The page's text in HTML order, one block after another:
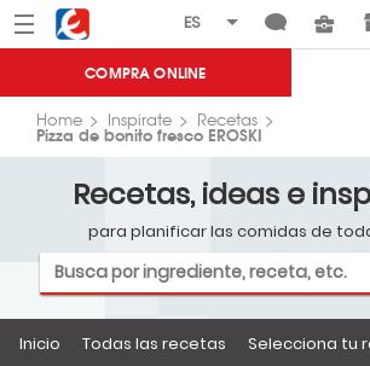
Menú Eroski
COMPRA ONLINE
Home Inspirate Recetas
Pizza de bonito fresco EROSKI
Recetas, ideas e
para planificar las comidas de
Inicio Todas las recetas Selecciona tu